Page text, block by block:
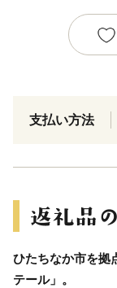
支払い方法
ひたちなか市を拠
テール」。